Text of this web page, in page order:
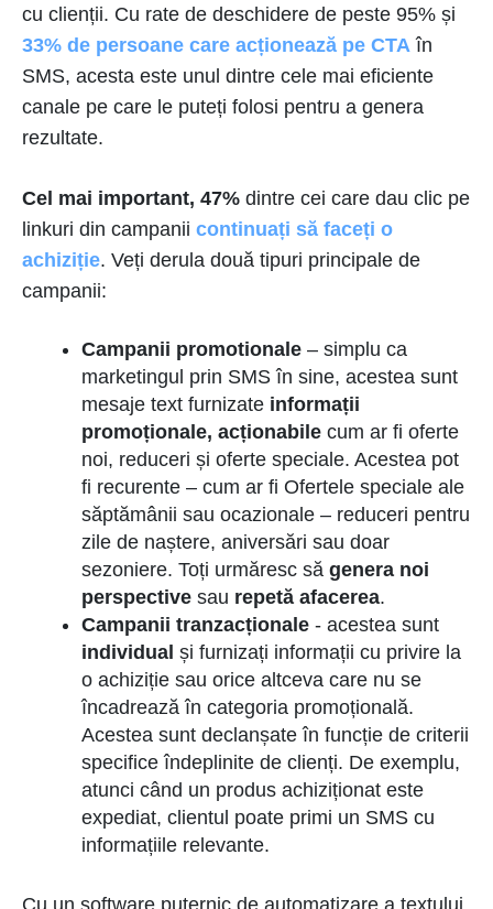
cu clienții. Cu rate de deschidere de peste 95% și
33% de persoane care acționează pe CTA în
SMS, acesta este unul dintre cele mai eficiente
canale pe care le puteți folosi pentru a genera
rezultate.
Cel mai important, 47% dintre cei care dau clic pe
linkuri din campanii continuați să faceți o
achiziție. Veți derula două tipuri principale de
campanii:
Campanii promotionale – simplu ca
marketingul prin SMS în sine, acestea sunt
mesaje text furnizate informații
promoționale, acționabile cum ar fi oferte
noi, reduceri și oferte speciale. Acestea pot
fi recurente – cum ar fi Ofertele speciale ale
săptămânii sau ocazionale – reduceri pentru
zile de naștere, aniversări sau doar
sezoniere. Toți urmăresc să genera noi
perspective sau repetă afacerea.
Campanii tranzacționale - acestea sunt
individual și furnizați informații cu privire la
o achiziție sau orice altceva care nu se
încadrează în categoria promoțională.
Acestea sunt declanșate în funcție de criterii
specifice îndeplinite de clienți. De exemplu,
atunci când un produs achiziționat este
expediat, clientul poate primi un SMS cu
informațiile relevante.